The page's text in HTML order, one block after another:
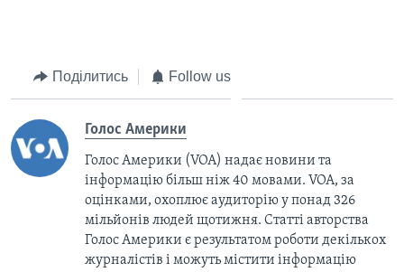
Поділитись Follow us
Голос Америки
Голос Америки (VOA) надає новини та
інформацію більш ніж 40 мовами. VOA, за
оцінками, охоплює аудиторію у понад 326
мільйонів людей щотижня. Статті авторства
Голос Америки є результатом роботи декількох
журналістів і можуть містити інформацію